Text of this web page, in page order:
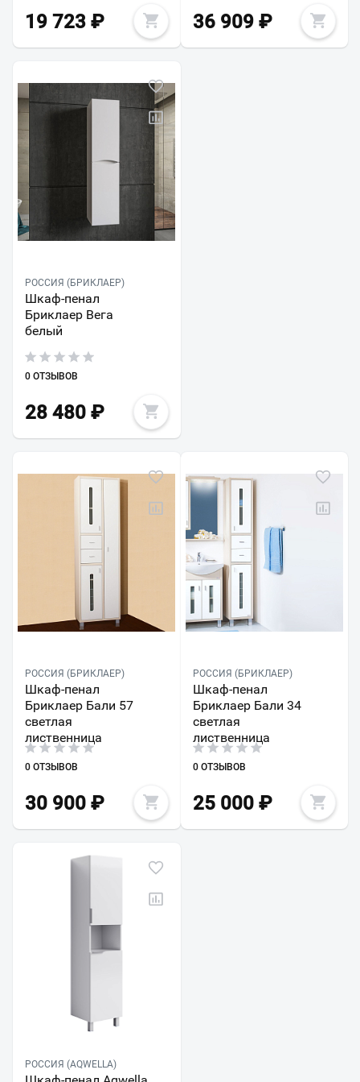
19 723 ₽ 36 909₽
РОССИЯ (БРИКЛАЕР)
Шкаф-пенал
Бриклаер Вега
белый
0 ОТЗЫВОВ
28 480 ₽
РОССИЯ (БРИКЛАЕР)
Шкаф-пенал
Бриклаер Бали 57
светлая
лиственница
0 ОТЗЫВОВ
30 900 ₽
РОССИЯ (БРИКЛАЕР)
Шкаф-пенал
Бриклаер Бали 34
светлая
лиственница
0 ОТЗЫВОВ
25 000₽
РОССИЯ (AQWELLA)